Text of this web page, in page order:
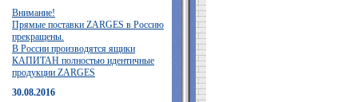
Внимание!
Прямые поставки ZARGES в Россию
прекращены.
В России производятся ящики
КАПИТАН полностью идентичные
продукции ZARGES
30.08.2016